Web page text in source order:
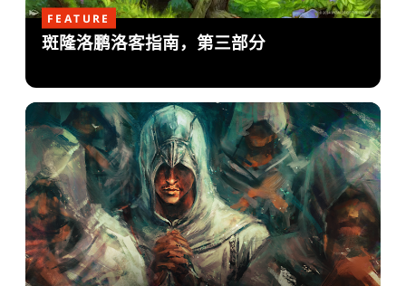
FEATURE
斑隆洛鹏洛客指南，第三部分